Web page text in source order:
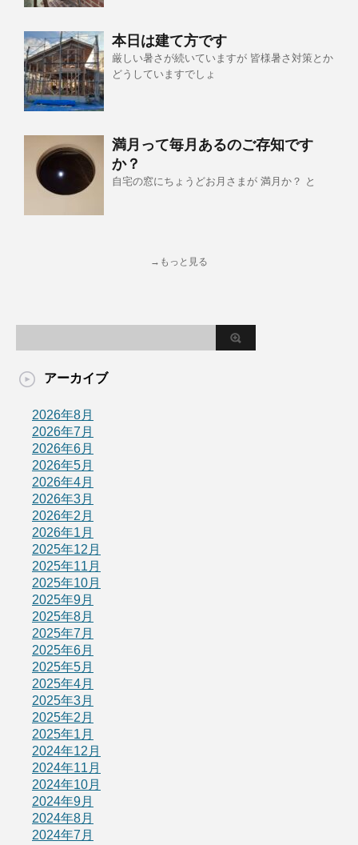
本日は建て方です
厳しい暑さが続いていますが 皆様暑さ対策とか
どうしていますでしょ
満月って毎月あるのご存知です
か？
自宅の窓にちょうどお月さまが 満月か？ と
→もっと見る
アーカイブ
2026年8月
2026年7月
2026年6月
2026年5月
2026年4月
2026年3月
2026年2月
2026年1月
2025年12月
2025年11月
2025年10月
2025年9月
2025年8月
2025年7月
2025年6月
2025年5月
2025年4月
2025年3月
2025年2月
2025年1月
2024年12月
2024年11月
2024年10月
2024年9月
2024年8月
2024年7月